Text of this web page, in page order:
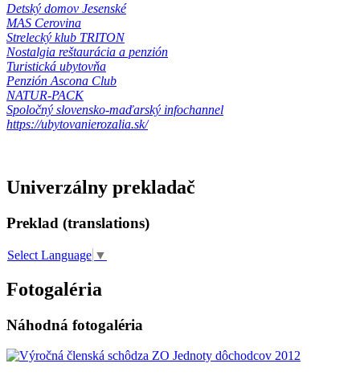
Detský domov Jesenské
MAS Cerovina
Strelecký klub TRITON
Nostalgia reštaurácia a penzión
Turistická ubytovňa
Penzión Ascona Club
NATUR-PACK
Spoločný slovensko-maďarský infochannel
https://ubytovanierozalia.sk/
Univerzálny prekladač
Preklad (translations)
Select Language ▼
Fotogaléria
Náhodná fotogaléria